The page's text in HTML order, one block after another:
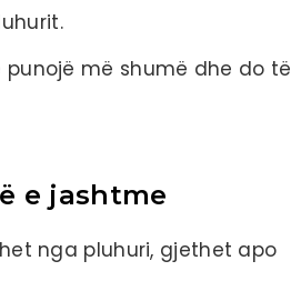
më shumë dhe do të
e jashtme
nga pluhuri, gjethet apo